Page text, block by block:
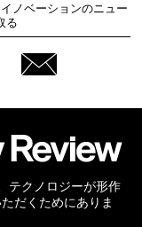
ノベーションのニュー
る
テクノロジーが形作
だくためにありま